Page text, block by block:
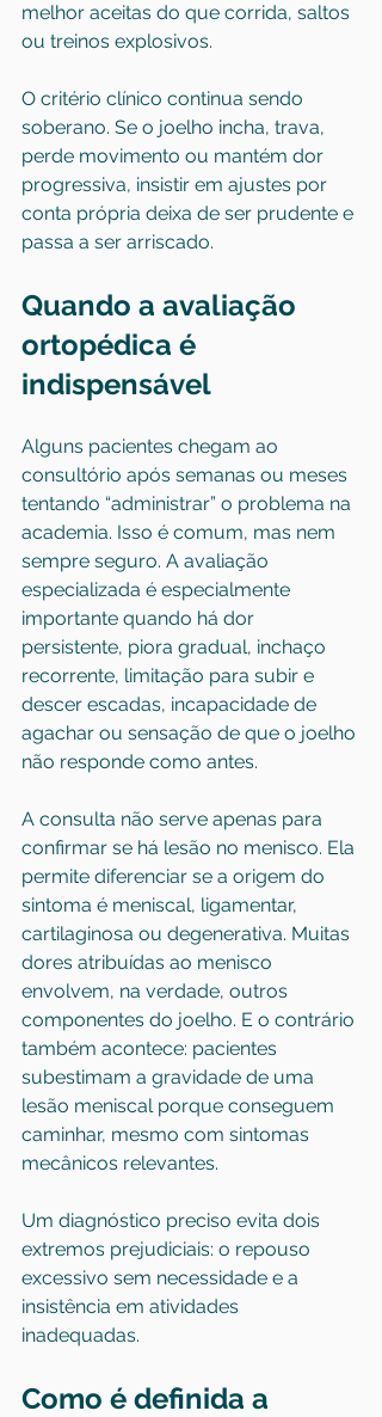
melhor aceitas do que corrida, saltos
ou treinos explosivos.
O critério clínico continua sendo
soberano. Se o joelho incha, trava,
perde movimento ou mantém dor
progressiva, insistir em ajustes por
conta própria deixa de ser prudente e
passa a ser arriscado.
Quando a avaliação
ortopédica é
indispensável
Alguns pacientes chegam ao
consultório após semanas ou meses
tentando “administrar” o problema na
academia. Isso é comum, mas nem
sempre seguro. A avaliação
especializada é especialmente
importante quando há dor
persistente, piora gradual, inchaço
recorrente, limitação para subir e
descer escadas, incapacidade de
agachar ou sensação de que o joelho
não responde como antes.
A consulta não serve apenas para
confirmar se há lesão no menisco. Ela
permite diferenciar se a origem do
sintoma é meniscal, ligamentar,
cartilaginosa ou degenerativa. Muitas
dores atribuídas ao menisco
envolvem, na verdade, outros
componentes do joelho. E o contrário
também acontece: pacientes
subestimam a gravidade de uma
lesão meniscal porque conseguem
caminhar, mesmo com sintomas
mecânicos relevantes.
Um diagnóstico preciso evita dois
extremos prejudiciais: o repouso
excessivo sem necessidade e a
insistência em atividades
inadequadas.
Como é definida a